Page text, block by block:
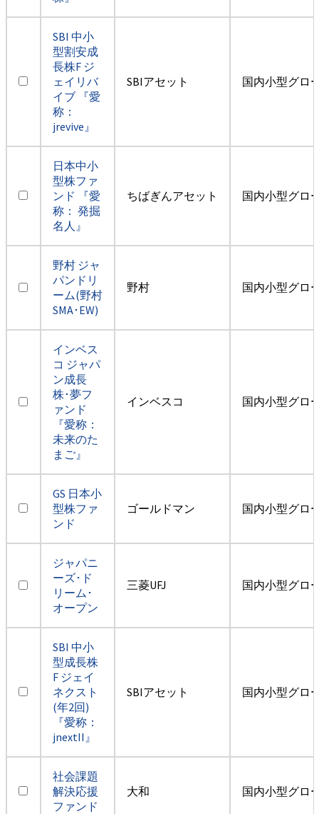
SBI 中小
型割安成
長株F ジ
ェイリバ
イブ 『愛
称：
jrevive』
SBIアセット 国内小型グロ
日本中小
型株ファ
ンド 『愛
称： 発掘
名人』
ちばぎんアセット 国内小型グロ
野村 ジャ
パンドリ
ーム(野村
SMA･EW)
野村 国内小型グロ
インベス
コ ジャパ
ン成長
株･夢フ
ァンド
『愛称：
未来のた
まご』
インベスコ 国内小型グロ
GS 日本小
型株ファ
ンド
ゴールドマン 国内小型グロ
ジャパニ
ーズ･ド
リーム･
オープン
三菱UFJ 国内小型グロ
SBI 中小
型成長株
F ジェイ
ネクスト
(年2回)
『愛称：
jnextII』
SBIアセット 国内小型グロ
社会課題
解決応援
ファンド
大和 国内小型グロ